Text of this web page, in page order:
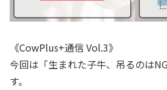
《CowPlus+通信 Vol.3》
今回は「生まれた子牛、吊るのは
す。